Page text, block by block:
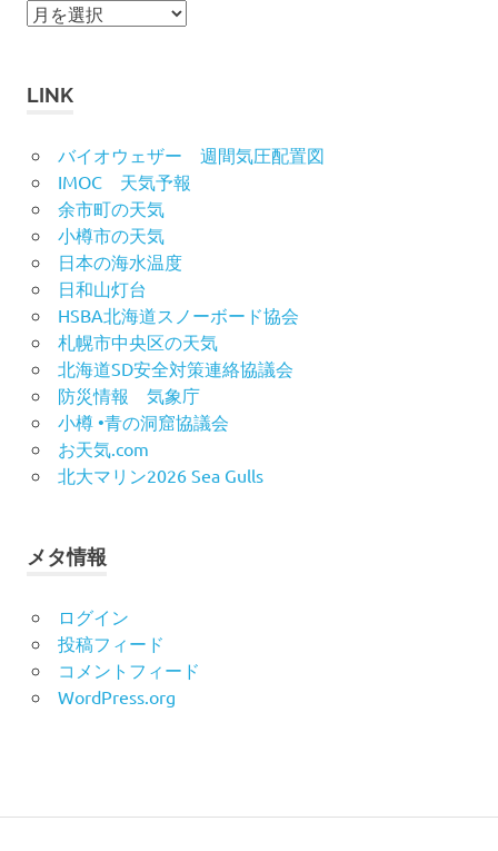
ア
イ
LINK
バイオウェザー 週間気圧配置図
IMOC 天気予報
余市町の天気
小樽市の天気
日本の海水温度
日和山灯台
HSBA北海道スノーボード協会
札幌市中央区の天気
北海道SD安全対策連絡協議会
防災情報 気象庁
小樽 •青の洞窟協議会
お天気.com
北大マリン2026 Sea Gulls
メタ情報
ログイン
投稿フィード
コメントフィード
WordPress.org